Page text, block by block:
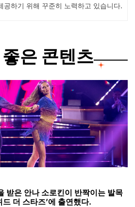
공하기 위해 꾸준히 노력하고 있습니다.
은 콘텐츠
받은 안나 소로킨이 반짝이는 발목
더 스타즈’에 출연했다.